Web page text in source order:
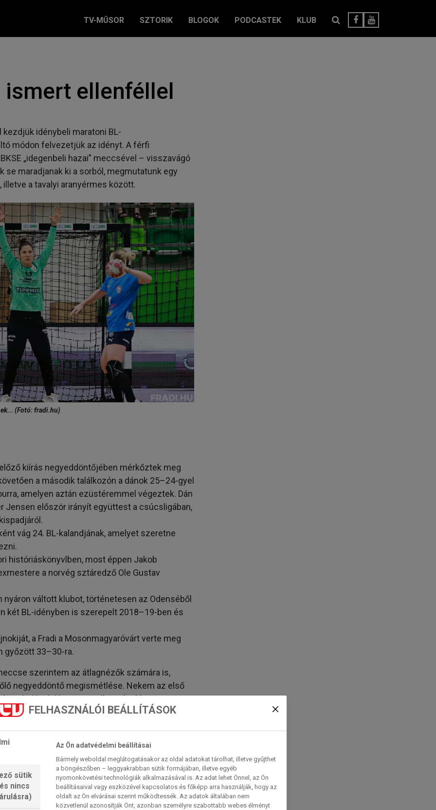
TV-MŰSOR SZTORIK BLOGOK PODCASTEK KLUB
ismert ellenféllel
idénybeli maratoni BL-
módon felvezetjük az idényt. A férfi
„idegenbeli hazai” meccsével – visszavágó
se maradjanak ki a sorból, megmutatunk egy
a tavalyi aranyérmes között.
(Fotó: fradi.hu)
kiírás negyeddöntőjében mérkőztek meg
a második találkozón a dánok 25–24-gyel
amelyen aztán ezüstéremmel végeztek. Dán
Jensen először irányít együttest a csúcsligában,
vág 24. BL-kalandjának, amelyet szeretne
históriáskönyvlben, most éppen Jakob
a norvég sztáredző Ole Gustav
váltott klubot, történetesen az Odenséből
két BL-idényben is szerepelt 2018–19-ben és
a Fradi a Mosonmagyaróvárt verte meg
győzött 33–30-ra.
szerintem az átlagnézők számára is,
negyeddöntő megismétlése. Nekem az első
ráadásul dán csapat ellen irányíthatom az
Szóval, úgy érzem, sok különböző sztori van
tetszett szerdán, a hétközi bajnokin, remélem,
akkor lényegesen nagyobb kihívás vár ránk. Az
rivális, ezért kíváncsian várom, hogyan állunk
FTC-Rail Cargo Hungaria vezetőedzője a
győzelemmel kezdenénk a szezont, de tudjuk,
meccsen a legmagasabb szinten
FELHASZNÁLÓI BEÁLLÍTÁSOK
sütik
nincs
Az Ön adatvédelmi beállításai
Bármely weboldal meglátogatásakor az oldal adatokat tárolhat, illetve gyűjthet
a böngészőben – leggyakrabban sütik formájában, illetve egyéb
nyomonkövetési technológiák alkalmazásával is. Az adat lehet Önnel, az Ön
beállításaival vagy eszközével kapcsolatos és főképp arra használják, hogy az
oldalt az Ön elvárásai szerint működtessék. Az adatok általában nem
közvetlenül azonosítják Önt, azonban személyre szabottabb webes élményt